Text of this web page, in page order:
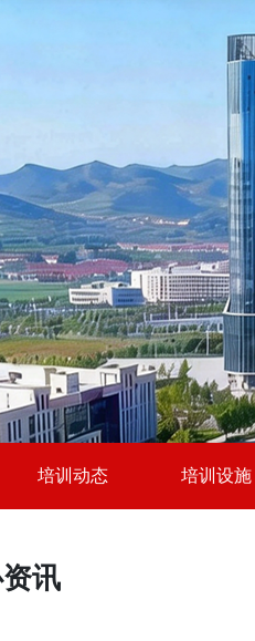
培训动态 培训设施
讯